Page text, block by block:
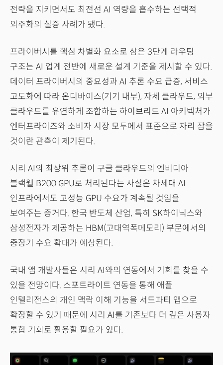
전략을 지키면서도 최전선 AI 역량을 흡수하는 선택적
외주화의 실증 사례가 됐다.
프라이버시를 핵심 차별화 요소로 삼은 3단계 라우팅
구조는 AI 업계 전반에 새로운 설계 기준을 제시할 수 있다.
데이터 프라이버시의 중요성과 AI 추론 수요 급증, 서비스
고도화에 따라 온디바이스(기기 내부), 자체 클라우드, 외부
클라우드를 유연하게 조합하는 하이브리드 AI 아키텍처가
엔터프라이즈와 소비자 시장 모두에서 표준으로 자리 잡을
것이란 관측이 제기된다.
시리 AI의 최상위 추론이 구글 클라우드의 엔비디아
블랙웰 B200 GPU로 처리된다는 사실은 차세대 AI
인프라에서도 고성능 GPU 수요가 계속될 것임을
보여주는 증거다. 한국 반도체 산업, 특히 SK하이닉스와
삼성전자가 제공하는 HBM(고대역폭메모리) 부문에서의
중장기 수요 확대가 예상된다.
국내 앱 개발사들은 시리 AI와의 연동에서 기회를 찾을 수
있을 전망이다. 스포트라이트 연동을 통해 애플
인텔리전스의 개인 맥락 이해 기능을 서드파티 앱으로
확장할 수 있기 때문에 시리 AI를 기존보다 더 깊은 사용자
통합 기회로 활용할 필요가 있다.